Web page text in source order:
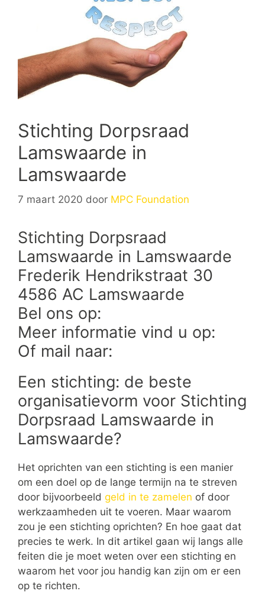
Stichting Dorpsraad
Lamswaarde in
Lamswaarde
7 maart 2020 door MPC Foundation
Stichting Dorpsraad
Lamswaarde in Lamswaarde
Frederik Hendrikstraat 30
4586 AC Lamswaarde
Bel ons op:
Meer informatie vind u op:
Of mail naar:
Een stichting: de beste
organisatievorm voor Stichting
Dorpsraad Lamswaarde in
Lamswaarde?
Het oprichten van een stichting is een manier
om een doel op de lange termijn na te streven
door bijvoorbeeld geld in te zamelen of door
werkzaamheden uit te voeren. Maar waarom
zou je een stichting oprichten? En hoe gaat dat
precies te werk. In dit artikel gaan wij langs alle
feiten die je moet weten over een stichting en
waarom het voor jou handig kan zijn om er een
op te richten.